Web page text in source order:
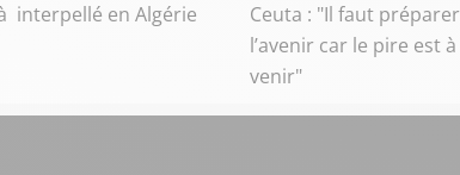
interpellé en Algérie
Ceuta : "Il faut préparer
l’avenir car le pire est à
venir"